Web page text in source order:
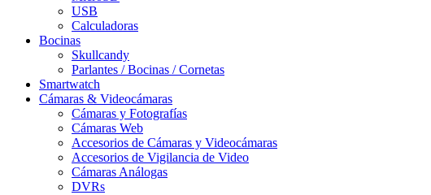
USB
Calculadoras
Bocinas
Skullcandy
Parlantes / Bocinas / Cornetas
Smartwatch
Cámaras & Videocámaras
Cámaras y Fotografías
Cámaras Web
Accesorios de Cámaras y Videocámaras
Accesorios de Vigilancia de Video
Cámaras Análogas
DVRs